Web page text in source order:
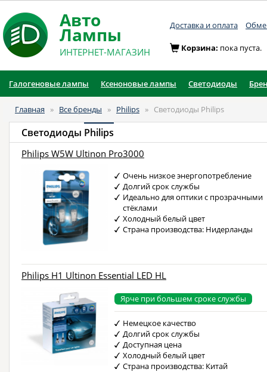
Авто
Лампы
ИНТЕРНЕТ-МАГАЗИН
Доставка и оплата
Корзина: пока пуста.
Галогеновые лампы Ксеноновые лампы Светодиоды
Главная » Все бренды » Philips » Светодиоды Philips
Светодиоды Philips
Philips W5W Ultinon Pro3000
Очень низкое энергопотребление
Долгий срок службы
Идеально для оптики с прозрачными
стёклами
Холодный белый цвет
Страна производства: Нидерланды
Philips H1 Ultinon Essential LED HL
Ярче при большем сроке службы
Немецкое качество
Долгий срок службы
Доступная цена
Холодный белый цвет
Страна производства: Китай